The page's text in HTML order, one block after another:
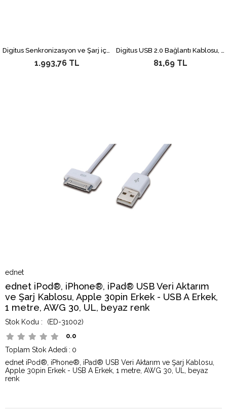
Digitus Senkronizasyon ve Şarj için FLUX CONNECT Işıklı Kablo, Apple Dock erkek <-> USB A erkek 0.90 metre, AWG28, beyaz renk, iPod, iPhone için ideal
1.993,76 TL
Digitus USB 2.0 Bağlantı Kablosu, USB A Erkek - micro USB B Erkek, 1.80 metre, AWG 28, UL, siyah renk
81,69 TL
ednet
ednet iPod®, iPhone®, iPad® USB Veri Aktarım
ve Şarj Kablosu, Apple 30pin Erkek - USB A Erkek,
1 metre, AWG 30, UL, beyaz renk
(ED-31002)
0.0
Toplam Stok Adedi : 0
ednet iPod®, iPhone®, iPad® USB Veri Aktarım ve Şarj Kablosu,
Apple 30pin Erkek - USB A Erkek, 1 metre, AWG 30, UL, beyaz
renk